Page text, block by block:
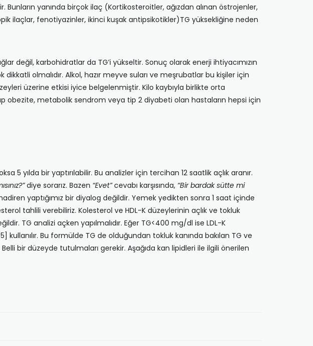
yanında birçok ilaç (Kortikosteroitler, ağızdan alınan östrojenler,
ilaçlar, fenotiyazinler, ikinci kuşak antipsikotikler)TG yüksekliğine neden
değil, karbohidratlar da TG’i yükseltir. Sonuç olarak enerji ihtiyacımızın
olmalıdır. Alkol, hazır meyve suları ve meşrubatlar bu kişiler için
üzerine etkisi iyice belgelenmiştir. Kilo kaybıyla birlikte orta
obezite, metabolik sendrom veya tip 2 diyabeti olan hastaların hepsi için
5 yılda bir yaptırılabilir. Bu analizler için tercihan 12 saatlik açlık aranır.
diye sorarız. Bazen “Evet”cevabı karşısında, “Bir bardak sütte mi
yaptığımız bir diyalog değildir. Yemek yedikten sonra 1 saat içinde
tahlili verebiliriz. Kolesterol ve HDL-K düzeylerinin açlık ve tokluk
TG analizi açken yapılmalıdır. Eğer TG<400 mg/dl ise LDL-K
Bu formülde TG de olduğundan tokluk kanında bakılan TG ve
bir düzeyde tutulmaları gerekir. Aşağıda kan lipidleri ile ilgili önerilen